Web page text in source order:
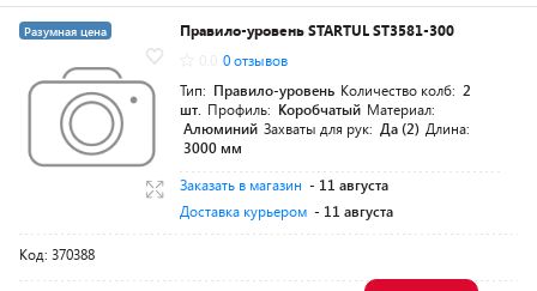
Разумная цена
Правило-уровень STARTUL ST3581-300
0 отзывов
Тип: Правило-уровень Количество колб: 2
шт. Профиль: Коробчатый Материал:
Алюминий Захваты для рук: Да (2) Длина:
3000 мм
Заказать в магазин - 11 августа
Доставка курьером - 11 августа
Код: 370388